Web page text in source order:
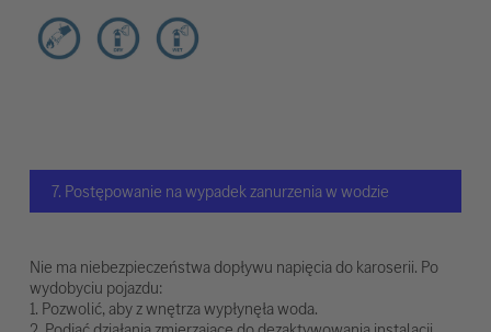
7. Postępowanie na wypadek zanurzenia w wodzie
Nie ma niebezpieczeństwa dopływu napięcia do karoserii. Po
wydobyciu pojazdu:
1. Pozwolić, aby z wnętrza wypłynęła woda.